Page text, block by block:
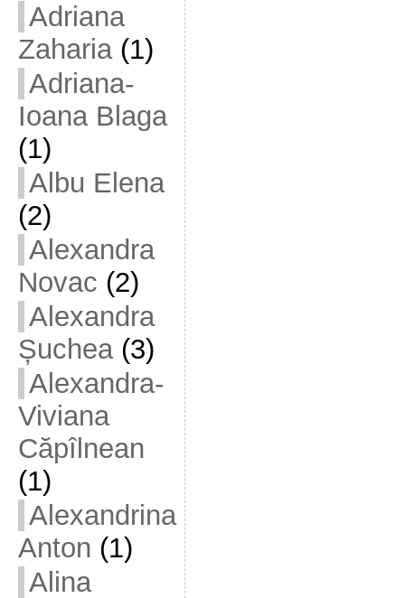
Adriana
Zaharia(1)
Adriana-
Ioana Blaga
(1)
Albu Elena
(2)
Alexandra
Novac (2)
Alexandra
Șuchea(3)
Alexandra-
Viviana
Căpîlnean
(1)
Alexandrina
Anton (1)
Alina